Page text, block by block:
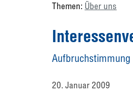
Themen: Über uns
Aufbruchstimmung
20. Januar 2009